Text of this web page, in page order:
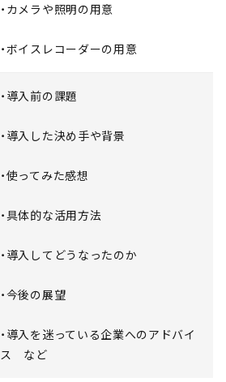
・カメラや照明の用意
・ボイスレコーダーの用意
・導入前の課題
・導入した決め手や背景
・使ってみた感想
・具体的な活用方法
・導入してどうなったのか
・今後の展望
・導入を迷っている企業へのアドバイ
ス など